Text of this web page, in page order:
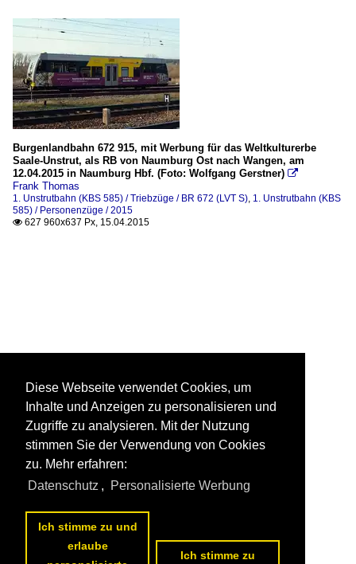
Burgenlandbahn 672 915, mit Werbung für das Weltkulturerbe
Saale-Unstrut, als RB von Naumburg Ost nach Wangen, am
12.04.2015 in Naumburg Hbf. (Foto: Wolfgang Gerstner) 
Frank Thomas
1. Unstrutbahn (KBS 585) / Triebzüge / BR 672 (LVT S), 1. Unstrutbahn (KBS
585) / Personenzüge / 2015
 627 960x637 Px, 15.04.2015
Diese Webseite verwendet Cookies, um
Inhalte und Anzeigen zu personalisieren und
Zugriffe zu analysieren. Mit der Nutzung
stimmen Sie der Verwendung von Cookies
zu. Mehr erfahren:
Datenschutz , Personalisierte Werbung
Ich stimme zu und
erlaube
Ich stimme zu